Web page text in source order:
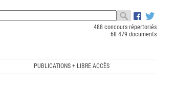
488 concours répertoriés
68 479 documents
PUBLICATIONS + LIBRE ACCÈS